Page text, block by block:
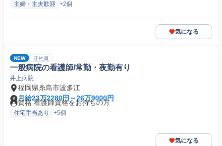
主婦・主夫歓迎 +2個
気になる
NEW 正社員
一般病院の看護師/常勤・夜勤有り
井上病院
福岡県糸島市波多江
月給23万2280円～26万9000円
資格 看護師資格をお持ちの方
住宅手当あり +5個
気になる